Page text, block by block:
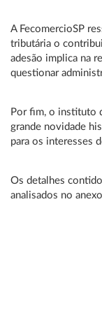
A FecomercioSP
tributária o
adesão implica na
questionar
Por fim, o instituto
grande novidade
para os interesses
Os detalhes
analisados no